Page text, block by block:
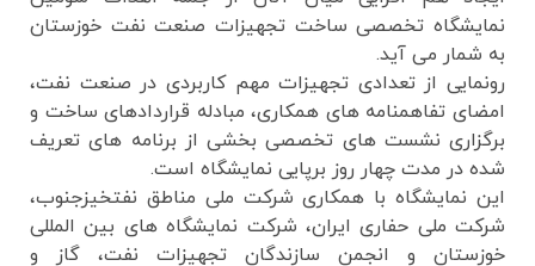
نمایشگاه تخصصی ساخت تجهیزات صنعت نفت خوزستان
به شمار می آید.
رونمایی از تعدادی تجهیزات مهم کاربردی در صنعت نفت،
امضای تفاهمنامه های همکاری، مبادله قراردادهای ساخت و
برگزاری نشست های تخصصی بخشی از برنامه های تعریف
شده در مدت چهار روز برپایی نمایشگاه است.
این نمایشگاه با همکاری شرکت ملی مناطق نفتخیزجنوب،
شرکت ملی حفاری ایران، شرکت نمایشگاه های بین المللی
خوزستان و انجمن سازندگان تجهیزات نفت، گاز و